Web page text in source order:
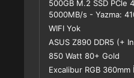
500GB M.2 SSD PCle
5000MB/s - Yazma:
WIFI Yok
ASUS Z890 DDR5 (+
850 Watt 80+ Gold
Excalibur RGB 360mm